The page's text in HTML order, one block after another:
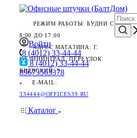
РЕЖИМ РАБОТЫ: БУДНИ С
8:00 ДО 17:00
АДРЕС МАГАЗИНА: Г.
КАЛИНИНГРАД, ПЕРЕУЛОК
КИЕВСКИЙ, 3
E-MAIL:
334444@OFFICES39.RU
Войти
8 (4012) 33-44-44
8 (4012) 33-44-44
89673563378
Каталог